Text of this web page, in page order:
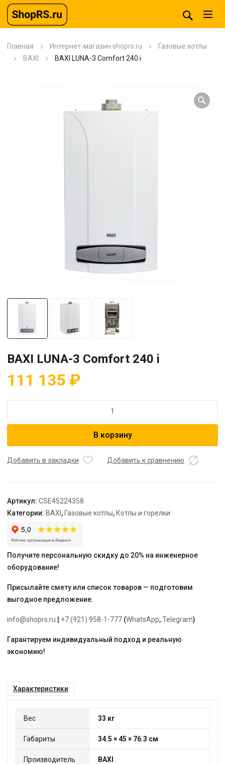
Главная Интернет-магазин shoprs.ru
Газовые котлы
BAXI
BAXI LUNA-3 Comfort 240 i
BAXI LUNA-3 Comfort 240 i
111 135 ₽
BAXI
Comfort
В корзину
Добавить в закладки Добавить к сравнению
Артикул: CSE45224358
Категории: BAXI , Газовые котлы, Котлы и горелки
Получите персональную скидку до 20% на инженерное
оборудование!
Присылайте смету или список товаров — подготовим
выгодное предложение.
info@shoprs.ru +7 (921) 958-1-777 (WhatsApp,Telegram)
Гарантируем индивидуальный подход и реальную
экономию!
Характеристики
Вес 33 кг
Габариты 34.5 × 45 × 76.3 см
Производитель BAXI